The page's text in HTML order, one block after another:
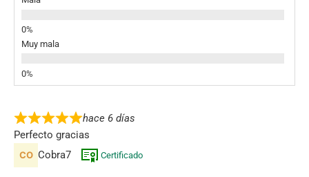
Muy mala
hace 6 días
Perfecto gracias
Cobra7
Certificado